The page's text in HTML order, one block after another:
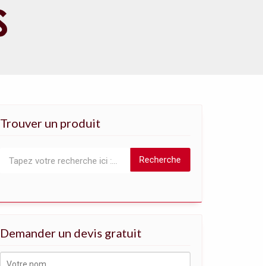
Trouver un produit
Recherche
Demander un devis gratuit